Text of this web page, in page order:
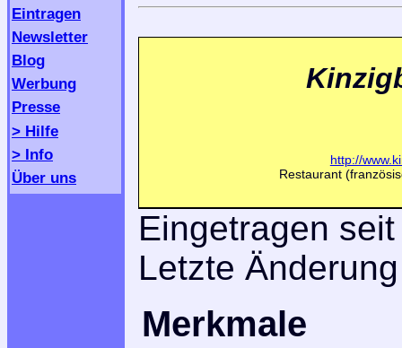
Eintragen
Newsletter
Blog
Werbung
Presse
> Hilfe
> Info
Über uns
http://
Restaurant
Eingetragen
Letzte
Merkmale